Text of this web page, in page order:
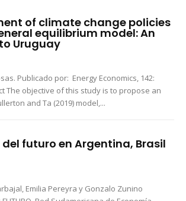
of climate change policies
equilibrium model: An
Uruguay
142:
and Ta (2019) model,...
del futuro en Argentina, Brasil
Emilia Pereyra y Gonzalo Zunino